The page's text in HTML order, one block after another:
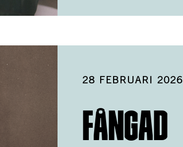
28 FEBRUARI 2026
FÅNGAD